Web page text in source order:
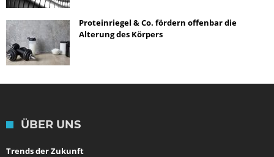
Proteinriegel & Co. fördern offenbar die
Alterung des Körpers
ÜBER UNS
Trends der Zukunft